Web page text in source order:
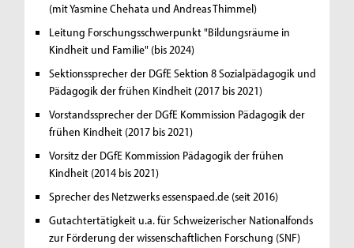
(mit Yasmine Chehata und Andreas Thimmel)
Leitung Forschungsschwerpunkt "Bildungsräume in
Kindheit und Familie" (bis 2024)
Sektionssprecher der DGfE Sektion 8 Sozialpädagogik und
Pädagogik der frühen Kindheit (2017 bis 2021)
Vorstandssprecher der DGfE Kommission Pädagogik der
frühen Kindheit (2017 bis 2021)
Vorsitz der DGfE Kommission Pädagogik der frühen
Kindheit (2014 bis 2021)
Sprecher des Netzwerks essenspaed.de (seit 2016)
Gutachtertätigkeit u.a. für Schweizerischer Nationalfonds
zur Förderung der wissenschaftlichen Forschung (SNF)